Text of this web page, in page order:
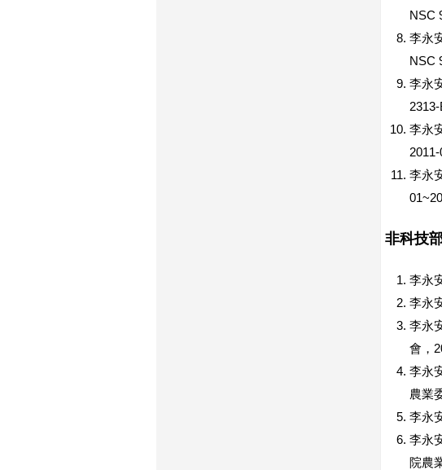
NSC
李永
NSC
李永
李永
李永
非科技
李永
李永
李永
會，
李永
農業
李永
李永
院農